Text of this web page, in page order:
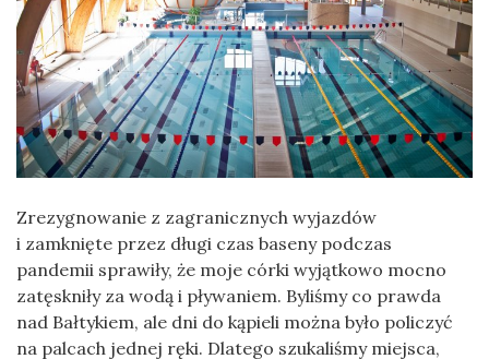
Zrezygnowanie z zagranicznych wyjazdów
i zamknięte przez długi czas baseny podczas
pandemii sprawiły, że moje córki wyjątkowo mocno
zatęskniły za wodą i pływaniem. Byliśmy co prawda
nad Bałtykiem, ale dni do kąpieli można było policzyć
na palcach jednej ręki. Dlatego szukaliśmy miejsca,